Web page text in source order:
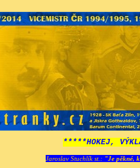
*****HOKEJ,
Jaroslav Stuchlík st.: "Je pěkné,